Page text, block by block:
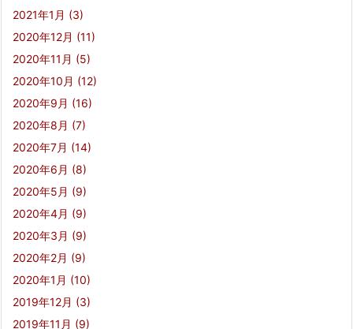
2021年1月 (3)
2020年12月 (11)
2020年11月 (5)
2020年10月 (12)
2020年9月 (16)
2020年8月 (7)
2020年7月 (14)
2020年6月 (8)
2020年5月 (9)
2020年4月 (9)
2020年3月 (9)
2020年2月 (9)
2020年1月 (10)
2019年12月 (3)
2019年11月 (9)